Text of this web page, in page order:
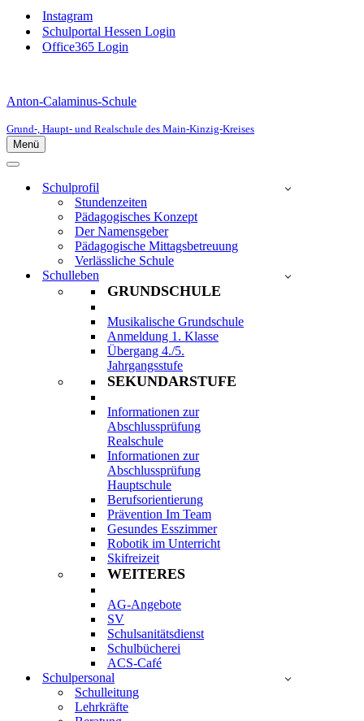
Instagram
Schulportal Hessen Login
Office365 Login
Anton-Calaminus-Schule
Grund-, Haupt- und Realschule des Main-Kinzig-Kreises
Menü
Navigationsmenü
Navigationsmenü
Schulprofil
Stundenzeiten
Pädagogisches Konzept
Der Namensgeber
Pädagogische Mittagsbetreuung
Verlässliche Schule
Schulleben
GRUNDSCHULE
Musikalische Grundschule
Anmeldung 1. Klasse
Übergang 4./5.
Jahrgangsstufe
SEKUNDARSTUFE
Informationen zur
Abschlussprüfung
Realschule
Informationen zur
Abschlussprüfung
Hauptschule
Berufsorientierung
Prävention Im Team
Gesundes Esszimmer
Robotik im Unterricht
Skifreizeit
WEITERES
AG-Angebote
SV
Schulsanitätsdienst
Schulbücherei
ACS-Café
Schulpersonal
Schulleitung
Lehrkräfte